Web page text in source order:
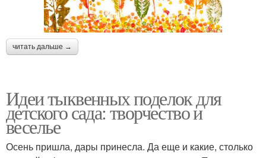
читать дальше →
Идеи тыквенных поделок для
детского сада: творчество и
веселье
Осень пришла, дары принесла. Да еще и какие, столько